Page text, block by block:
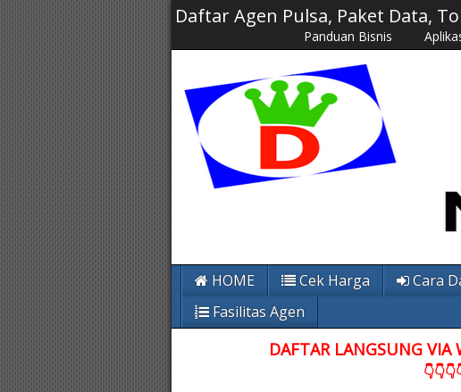
Daftar Agen Pulsa, Paket Data,
Panduan Bisnis
HOME Cek Harga Cara
Fasilitas Agen
DAFTAR LANGSUNG VIA